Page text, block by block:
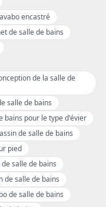
encastré
de salle de bains
de la salle de
salle de bains
bains pour le type d'évier
de salle de bains
pied
salle de bains
de salle de bains
de salle de bains